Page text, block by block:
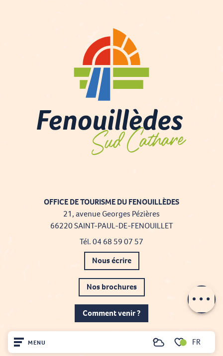
MENU
Voir les favoris
RechercheFR
OFFICE DE TOURISME DU FENOUILLÈDES
21, avenue Georges Pézières
66220 SAINT-PAUL-DE-FENOUILLET
Tél. 04 68 59 07 57
Nous écrire
Nos brochures
Comment venir ?